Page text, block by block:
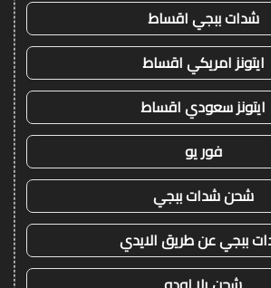
شدات ببجي اقساط
ايتونز امريكي اقساط
ايتونز سعودي اقساط
فور يو
شحن شدات ببجي
ببجي عن طريق الايدي